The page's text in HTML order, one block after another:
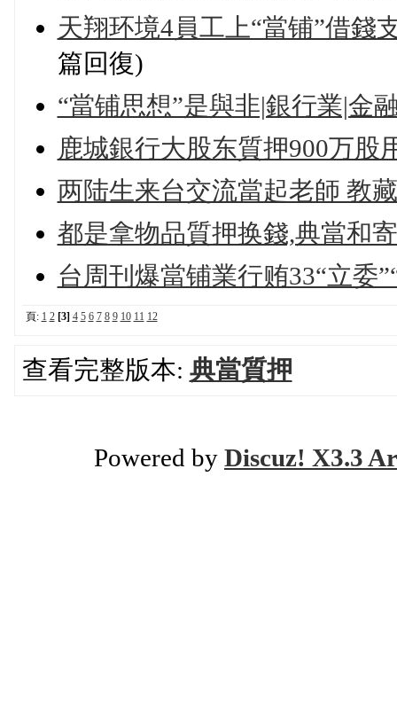
天翔环境4員工上“當铺”借錢
篇回復)
“當铺思想”是與非|銀行業|金
鹿城銀行大股东質押900万股
两陆生来台交流當起老師 教
都是拿物品質押换錢,典當和
台周刊爆當铺業行贿33“立委
頁: 1 2 [3] 4 5 6 7 8 9 10 11 12
查看完整版本: 典當質押
Powered by Discuz! X3.3